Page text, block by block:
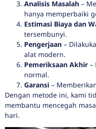
Analisis Masalah –
hanya memperbaiki
Estimasi Biaya dan
tersembunyi.
Pengerjaan –
alat modern.
Pemeriksaan Akhir –
normal.
Garansi –
Dengan metode ini, kami
membantu mencegah
hari.